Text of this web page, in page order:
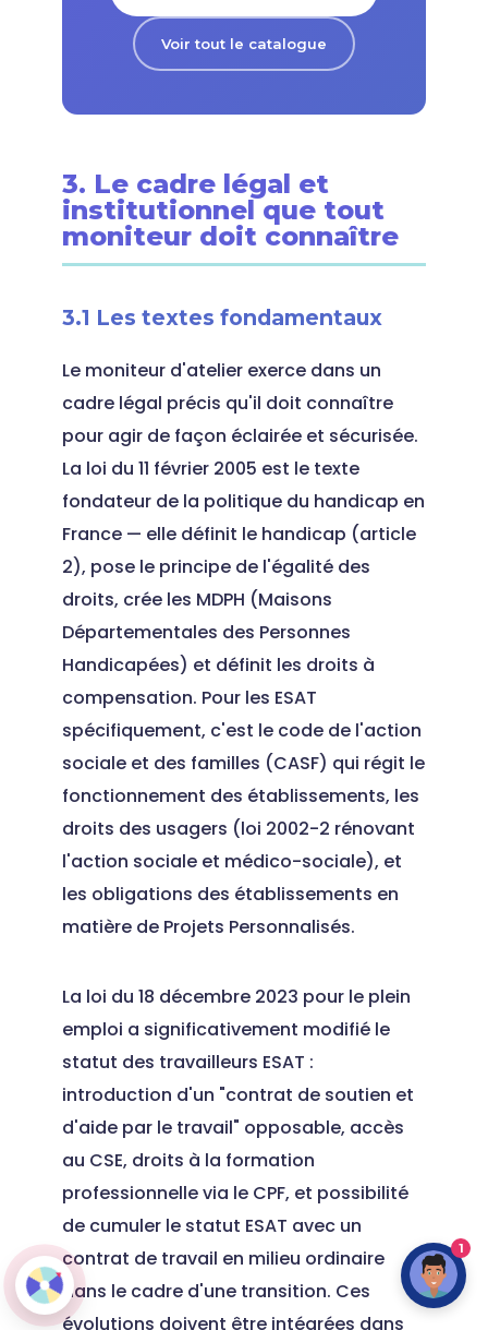
Voir tout le catalogue
3. Le cadre légal et
institutionnel que tout
moniteur doit connaître
3.1 Les textes fondamentaux
Le moniteur d'atelier exerce dans un
cadre légal précis qu'il doit connaître
pour agir de façon éclairée et sécurisée.
La loi du 11 février 2005 est le texte
fondateur de la politique du handicap en
France — elle définit le handicap (article
2), pose le principe de l'égalité des
droits, crée les MDPH (Maisons
Départementales des Personnes
Handicapées) et définit les droits à
compensation. Pour les ESAT
spécifiquement, c'est le code de l'action
sociale et des familles (CASF) qui régit le
fonctionnement des établissements, les
droits des usagers (loi 2002-2 rénovant
l'action sociale et médico-sociale), et
les obligations des établissements en
matière de Projets Personnalisés.
La loi du 18 décembre 2023 pour le plein
emploi a significativement modifié le
statut des travailleurs ESAT :
introduction d'un "contrat de soutien et
d'aide par le travail" opposable, accès
au CSE, droits à la formation
professionnelle via le CPF, et possibilité
de cumuler le statut ESAT avec un
contrat de travail en milieu ordinaire
dans le cadre d'une transition. Ces
évolutions doivent être intégrées dans
1